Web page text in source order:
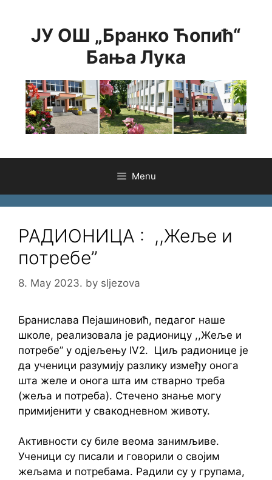
contentЈУ ОШ „Бранко Ћопић“
Бања Лука
Menu
РАДИОНИЦА : ,,Жеље и
потребе”
8. May 2023. by sljezova
Бранислава Пејашиновић, педагог наше
школе, реализовала је радионицу ,,Жеље и
потребе” у одјељењу IV2. Циљ радионице је
да ученици разумију разлику између онога
шта желе и онога шта им стварно треба
(жеља и потреба). Стечено знање могу
примијенити у свакодневном животу.
Активности су биле веома занимљиве.
Ученици су писали и говорили о својим
жељама и потребама. Радили су у групама,